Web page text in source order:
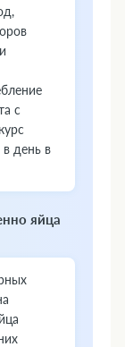
с
день в
яйца